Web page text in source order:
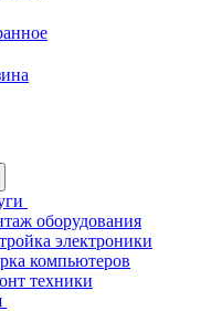
оборудования
электроники
компьютеров
техники